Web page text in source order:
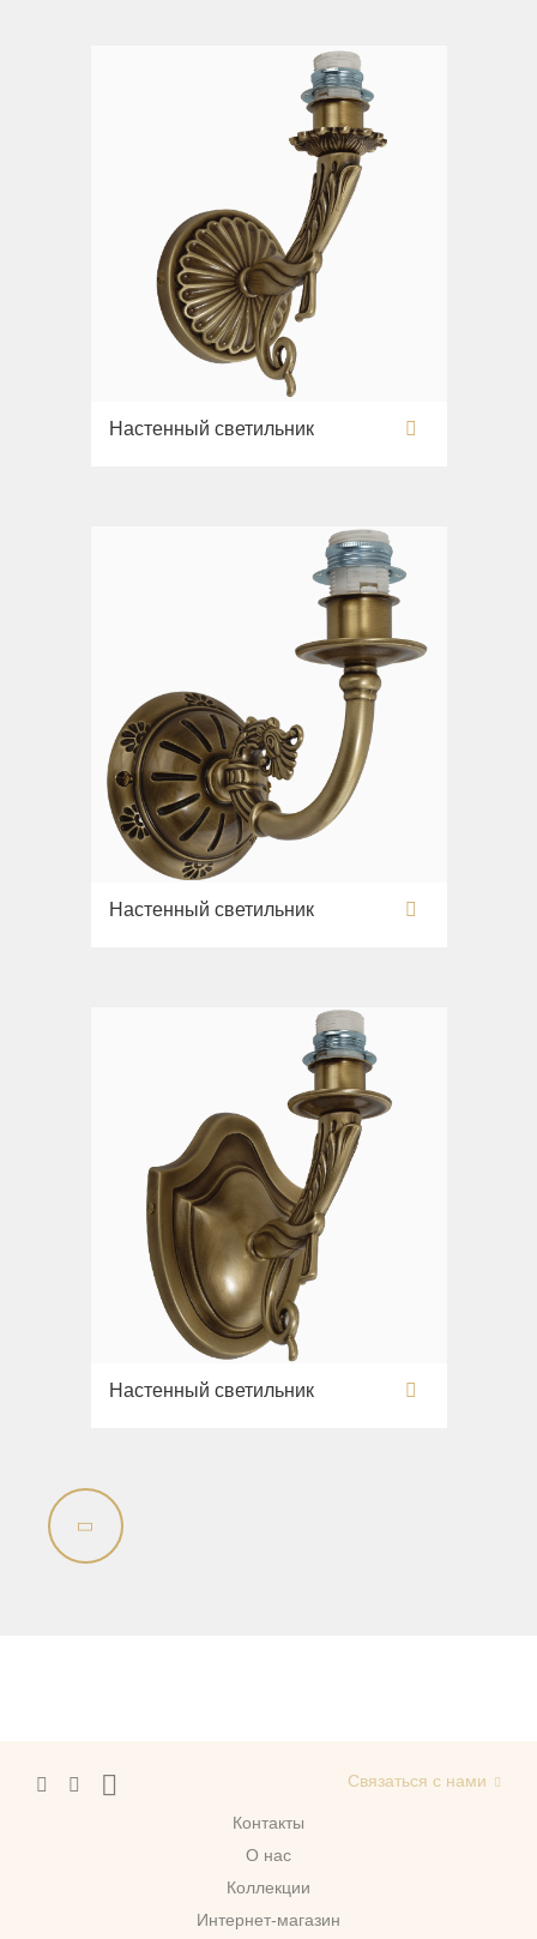
Настенный светильник
Настенный светильник
Настенный светильник
Контакты
О нас
Коллекции
Интернет-магазин
Связаться с нами